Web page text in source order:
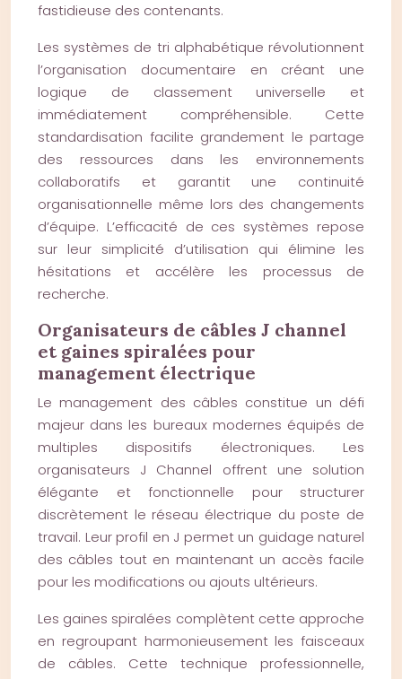
fastidieuse des contenants.
Les systèmes de tri alphabétique révolutionnent
l’organisation documentaire en créant une
logique de classement universelle et
immédiatement compréhensible. Cette
standardisation facilite grandement le partage
des ressources dans les environnements
collaboratifs et garantit une continuité
organisationnelle même lors des changements
d’équipe. L’efficacité de ces systèmes repose
sur leur simplicité d’utilisation qui élimine les
hésitations et accélère les processus de
recherche.
Organisateurs de câbles J channel
et gaines spiralées pour
management électrique
Le management des câbles constitue un défi
majeur dans les bureaux modernes équipés de
multiples dispositifs électroniques. Les
organisateurs J Channel offrent une solution
élégante et fonctionnelle pour structurer
discrètement le réseau électrique du poste de
travail. Leur profil en J permet un guidage naturel
des câbles tout en maintenant un accès facile
pour les modifications ou ajouts ultérieurs.
Les gaines spiralées complètent cette approche
en regroupant harmonieusement les faisceaux
de câbles. Cette technique professionnelle,